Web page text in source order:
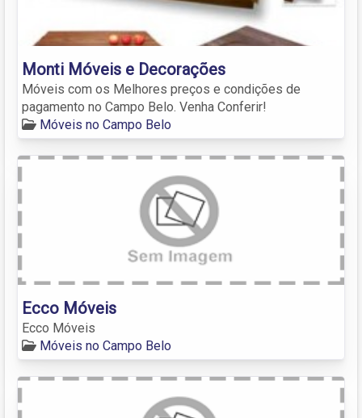
Monti Móveis e Decorações
Móveis com os Melhores preços e condições de
pagamento no Campo Belo. Venha Conferir!
Móveis no Campo Belo
Ecco Móveis
Ecco Móveis
Móveis no Campo Belo